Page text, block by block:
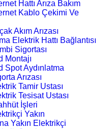
Hattı Arıza Bakım
Kablo Çekimi Ve
Akım Arızası
Elektrik Hattı Bağlantısı
Sigortası
Montajı
Spot Aydınlatma
Arızası
Tamir Ustası
Tesisat Ustası
İşleri
Yakın
Yakın Elektrikçi